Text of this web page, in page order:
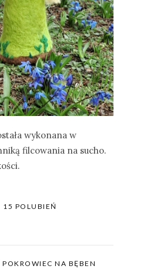
wykonana w
filcowania na sucho.
15 POLUBIEŃ
POKROWIEC NA BĘBEN